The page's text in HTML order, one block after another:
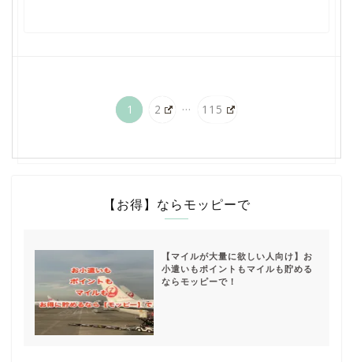
1 2 ... 115
【お得】ならモッピーで
【マイルが大量に欲しい人向け】お
小遣いもポイントもマイルも貯める
ならモッピーで！